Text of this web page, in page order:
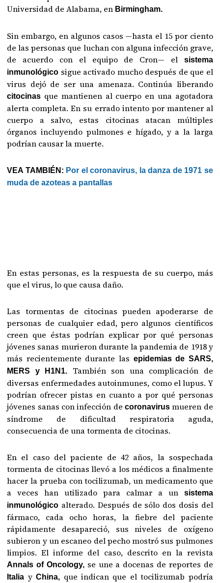
Universidad de Alabama, en Birmingham.
Sin embargo, en algunos casos —hasta el 15 por ciento
de las personas que luchan con alguna infección grave,
de acuerdo con el equipo de Cron— el
sistema
inmunológico sigue activado mucho después de que el
virus dejó de ser una amenaza. Continúa liberando
citocinas que mantienen al cuerpo en una agotadora
alerta completa. En su errado intento por mantener al
cuerpo a salvo, estas citocinas atacan múltiples
órganos incluyendo pulmones e hígado, y a la larga
podrían causar la muerte.
VEA TAMBIÉN: Por el coronavirus, la danza de 1971 se
muda de azoteas a pantallas
En estas personas, es la respuesta de su cuerpo, más
que el virus, lo que causa daño.
Las tormentas de citocinas pueden apoderarse de
personas de cualquier edad, pero algunos científicos
creen que éstas podrían explicar por qué personas
jóvenes sanas murieron durante la pandemia de 1918 y
más recientemente durante las epidemias de SARS,
MERS y H1N1.
También son una complicación de
diversas enfermedades autoinmunes, como el lupus. Y
podrían ofrecer pistas en cuanto a por qué personas
jóvenes sanas con infección decoronavirusmueren de
síndrome de dificultad respiratoria aguda,
consecuencia de una tormenta de citocinas.
En el caso del paciente de 42 años, la sospechada
tormenta de citocinas llevó a los médicos a finalmente
hacer la prueba con tocilizumab, un medicamento que
a veces han utilizado para calmar a un
sistema
inmunológico alterado. Después de sólo dos dosis del
fármaco, cada ocho horas, la fiebre del paciente
rápidamente desapareció, sus niveles de oxígeno
subieron y un escaneo del pecho mostró sus pulmones
limpios. El informe del caso, descrito en la revista
Annals of Oncology,se une a docenas de reportes de
Italia yChina, que indican que el tocilizumab podría